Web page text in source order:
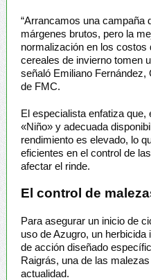
“Arrancamos una campaña
márgenes brutos, pero la
normalización en los costos
cereales de invierno tomen
señaló Emiliano
de FMC.
El especialista enfatiza
«Niño» y adecuada
rendimiento es elevado, lo
eficientes en el control de
afectar el rinde.
El control de
Para asegurar un inicio de
uso de Azugro, un
de acción diseñado
Raigrás, una de las
actualidad.